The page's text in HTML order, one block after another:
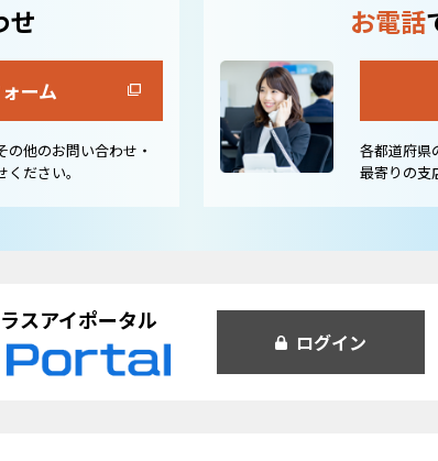
せ
ーム
他のお問い合わせ・
ださい。
お電話
各都道府県
最寄りの支
スアイポータル
ログイン